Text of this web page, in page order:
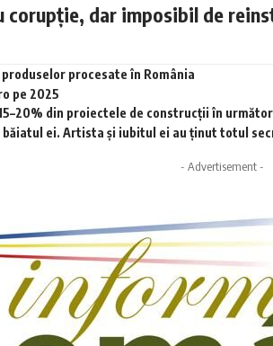
dar imposibil de
procesate în România
pe 2025
din proiectele de construcții în
ei. Artista și iubitul ei au ținut totul
- Advertisement -